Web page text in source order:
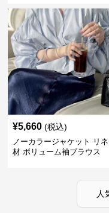
¥5,660 (税込)
ノーカラージャケット リ
材 ボリューム袖ブラウス
人